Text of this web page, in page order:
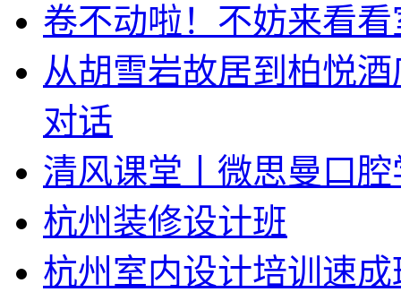
卷不动啦！不妨来看
从胡雪岩故居到柏悦
对话
清风课堂丨微思曼口
杭州装修设计班
杭州室内设计培训速成